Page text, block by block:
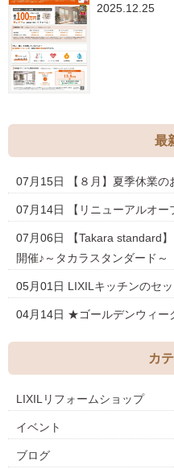
2025.12.25
最
07月15日 【８月】夏季休業の
07月14日 【リニューアルオ
07月06日
【Takara standard
開催♪～タカラスタンダード～
05月01日 LIXILキッチンのセ
04月14日 ★ゴールデンウィー
カ
LIXILリフォームショップ
イベント
ブログ